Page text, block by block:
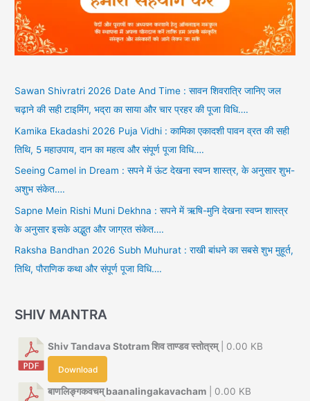
Sawan Shivratri 2026 Date And Time : सावन शिवरात्रि जानिए जल
चढ़ाने की सही टाइमिंग, भद्रा का साया और चार प्रहर की पूजा विधि….
Kamika Ekadashi 2026 Puja Vidhi : कामिका एकादशी पावन व्रत की सही
तिथि, 5 महाउपाय, दान का महत्व और संपूर्ण पूजा विधि….
Seeing Camel in Dream : सपने में ऊंट देखना स्वप्न शास्त्र, के अनुसार शुभ-
अशुभ संकेत….
Sapne Mein Rishi Muni Dekhna : सपने में ऋषि-मुनि देखना स्वप्न शास्त्र
के अनुसार इसके अद्भुत और जाग्रत संकेत….
Raksha Bandhan 2026 Subh Muhurat : राखी बांधने का सबसे शुभ मुहूर्त,
तिथि, पौराणिक कथा और संपूर्ण पूजा विधि….
SHIV MANTRA
Shiv Tandava Stotram शिव ताण्डव स्तोत्रम्| 0.00 KB
Download
बाणलिङ्गकवचम् baanalingakavacham | 0.00 KB